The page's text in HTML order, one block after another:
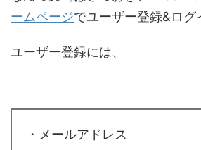
ームページでユーザー登録&ログ
ユーザー登録には、
・メールアドレス